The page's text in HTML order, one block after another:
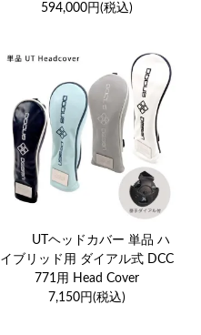
594,000円(税込)
UTヘッドカバー 単品 ハ
イブリッド用 ダイアル式 DCC
771用 Head Cover
7,150円(税込)